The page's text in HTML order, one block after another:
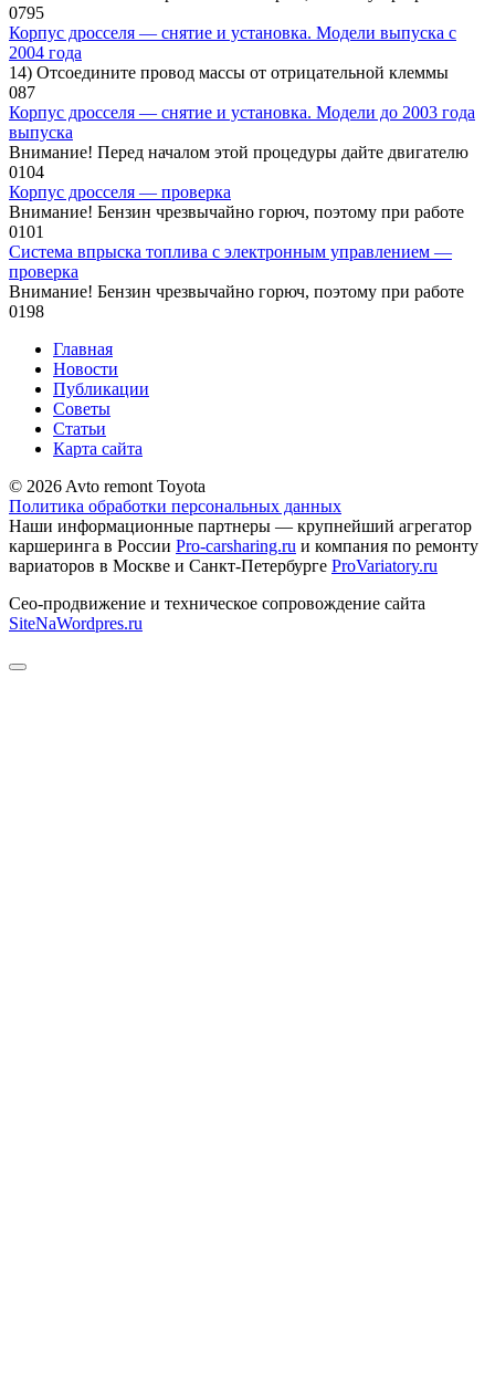
0795
Корпус дросселя — снятие и установка. Модели выпуска с
2004 года
14) Отсоедините провод массы от отрицательной клеммы
087
Корпус дросселя — снятие и установка. Модели до 2003 года
выпуска
Внимание! Перед началом этой процедуры дайте двигателю
0104
Корпус дросселя — проверка
Внимание! Бензин чрезвычайно горюч, поэтому при работе
0101
Система впрыска топлива с электронным управлением —
проверка
Внимание! Бензин чрезвычайно горюч, поэтому при работе
0198
Главная
Новости
Публикации
Советы
Статьи
Карта сайта
© 2026 Avto remont Toyota
Политика обработки персональных данных
Наши информационные партнеры — крупнейший агрегатор
каршеринга в России Pro-carsharing.ru и компания по ремонту
вариаторов в Москве и Санкт-Петербурге ProVariatory.ru
Сео-продвижение и техническое сопровождение сайта
SiteNaWordpres.ru